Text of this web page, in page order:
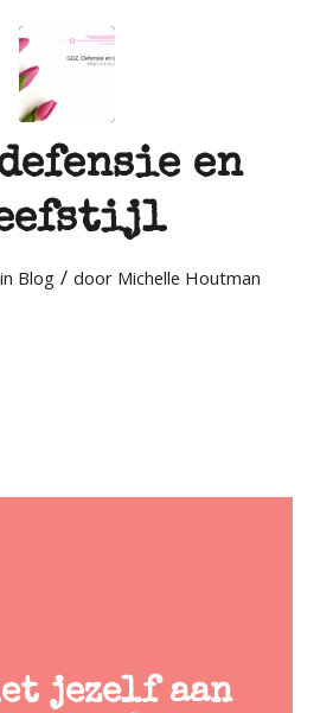
defensie en
in Blog / door Michelle Houtman
jezelf aan